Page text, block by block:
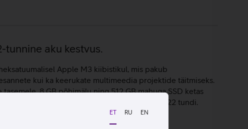
ET RU EN
aku kestvus.
Apple M3 kiibistikul, mis pakub
kui ka keerukate multimeedia projektide täitmiseks.
8 GB põhimälu ning 512 GB mahuga SSD ketas
sülearvutil on pikk aku kestvus, mis on kuni 22 tundi.